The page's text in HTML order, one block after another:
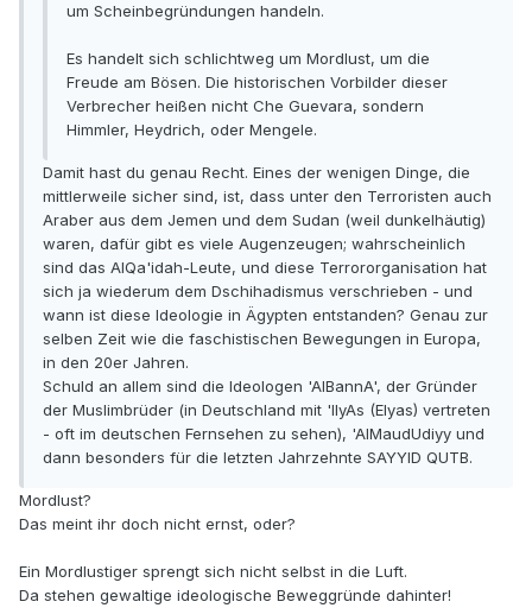
um Scheinbegründungen handeln.
Es handelt sich schlichtweg um Mordlust, um die
Freude am Bösen. Die historischen Vorbilder dieser
Verbrecher heißen nicht Che Guevara, sondern
Himmler, Heydrich, oder Mengele.
Damit hast du genau Recht. Eines der wenigen Dinge, die
mittlerweile sicher sind, ist, dass unter den Terroristen auch
Araber aus dem Jemen und dem Sudan (weil dunkelhäutig)
waren, dafür gibt es viele Augenzeugen; wahrscheinlich
sind das AlQa'idah-Leute, und diese Terrororganisation hat
sich ja wiederum dem Dschihadismus verschrieben - und
wann ist diese Ideologie in Ägypten entstanden? Genau zur
selben Zeit wie die faschistischen Bewegungen in Europa,
in den 20er Jahren.
Schuld an allem sind die Ideologen 'AlBannA', der Gründer
der Muslimbrüder (in Deutschland mit 'IlyAs (Elyas) vertreten
- oft im deutschen Fernsehen zu sehen), 'AlMaudUdiyy und
dann besonders für die letzten Jahrzehnte SAYYID QUTB.
Mordlust?
Das meint ihr doch nicht ernst, oder?
Ein Mordlustiger sprengt sich nicht selbst in die Luft.
Da stehen gewaltige ideologische Beweggründe dahinter!